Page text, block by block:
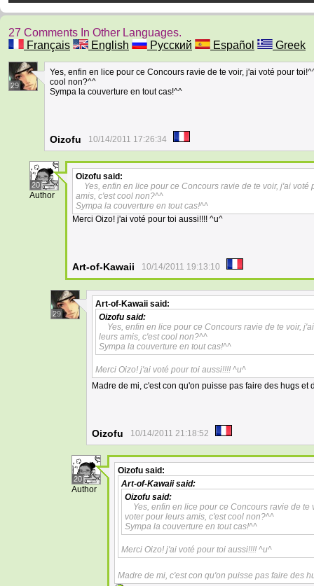
27 Comments In Other Languages.
Français
English Русский Español Greek
29
Yes, enfin en lice pour ce Concours ravie de te voir, j'ai voté pour
cool non?^^
Sympa la couverture en tout cas!^^
Oizofu 10/14/2011 17:26:34
20
Author
Oizofu said:
Yes, enfin en lice pour ce Concours ravie de te voir, j'ai
amis, c'est cool non?^^
Sympa la couverture en tout cas!^^
Merci Oizo! j'ai voté pour toi aussi!!!! ^u^
Art-of-Kawaii 10/14/2011 19:13:10
29
Art-of-Kawaii said:
Oizofu said:
Yes, enfin en lice pour ce Concours ravie de te voir,
leurs amis, c'est cool non?^^
Sympa la couverture en tout cas!^^
Merci Oizo! j'ai voté pour toi aussi!!!! ^u^
Madre de mi, c'est con qu'on puisse pas faire des hugs et
Oizofu 10/14/2011 21:18:52
20
Author
Oizofu said:
Art-of-Kawaiisaid:
Oizofu said:
Yes, enfin en lice pour ce Concours ravie de
voter pour leurs amis, c'est cool non?^^
Sympa la couverture en tout cas!^^
Merci Oizo! j'ai voté pour toi aussi!!!! ^u^
Madre de mi, c'est con qu'on puisse pas faire des